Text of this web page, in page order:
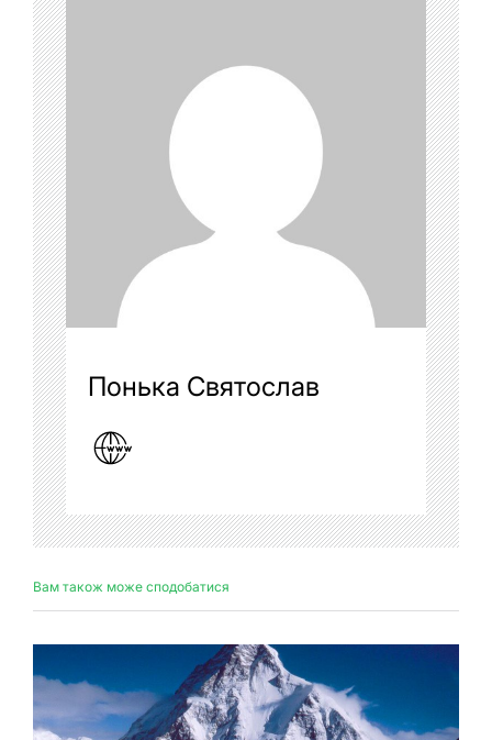
Понька Святослав
Вам також може сподобатися